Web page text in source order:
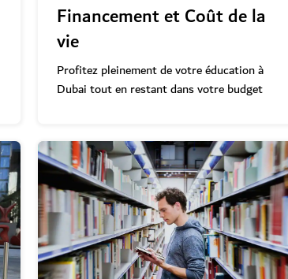
Financement et Coût de la
vie
Profitez pleinement de votre éducation à
Dubai tout en restant dans votre budget